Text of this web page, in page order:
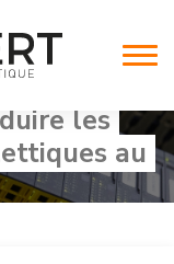
les
au